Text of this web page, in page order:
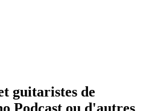
guitaristes de